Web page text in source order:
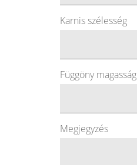
Karnis szélesség
Függöny magasság
Megjegyzés